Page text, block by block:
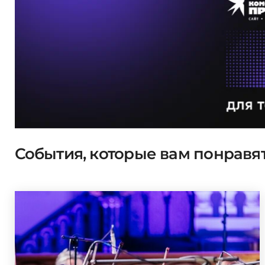
События, которые вам